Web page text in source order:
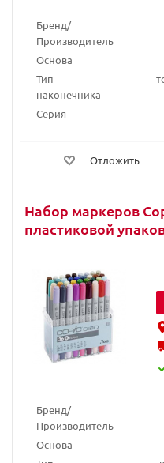
Бренд/
Производитель
Основа
Тип
наконечника
Серия
Отложить
Набор маркеров
пластиковой
Бренд/
Производитель
Основа